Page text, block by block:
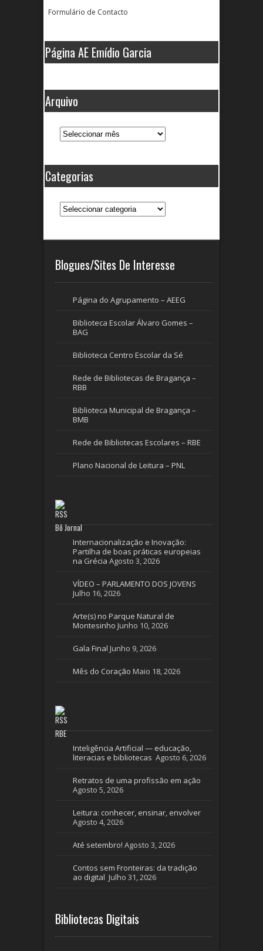
Formulário de Contacto
Página AE Emídio Garcia
Arquivo
Arquivo
Categorias
Categorias
Blogues/Sites De Interesse
Página do Agrupamento – AEEG
Biblioteca Escolar Álvaro Gomes –
BAG
Biblioteca Centro Escolar da Sé
Rede de Bibliotecas de Bragança –
RBB
Biblioteca Municipal de Bragança –
BMB
Rede de Bibliotecas Escolares – RBE
Plano Nacional de Leitura – PNL
Bô Jornal
Internacionalização e Inovação:
Partilha de boas práticas europeias
na Grécia Agosto 3, 2026
VÍDEO – PARLAMENTO DOS JOVENS
Julho 16, 2026
Arte(s) no Parque Natural de
Montesinho Junho 10, 2026
Gala Final Junho 9, 2026
Mês do Coração Maio 18, 2026
RBE
Inteligência Artificial — educação,
literacias e bibliotecas Agosto 6, 2026
Retratos de uma profissão em ação
Agosto 5, 2026
Leitura: conhecer, ensinar, envolver
Agosto 4, 2026
Até setembro! Agosto 3, 2026
Contos sem Fronteiras: da tradição
ao digital Julho 31, 2026
Bibliotecas Digitais